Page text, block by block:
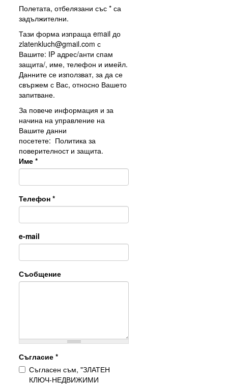
Полетата, отбелязани със * са
задължителни.
Тази форма изпраща email до
zlatenkluch@gmail.com с
Вашите: IP адрес/анти спам
защита/, име, телефон и имейл.
Данните се използват, за да се
свържем с Вас, относно Вашето
запитване.
За повече информация и за
начина на управление на
Вашите данни
посетете: Политика за
поверителност и защита.
Име *
Телефон *
e-mail
Съобщение
Съгласие *
Съгласен съм, "ЗЛАТЕН
КЛЮЧ-НЕДВИЖИМИ